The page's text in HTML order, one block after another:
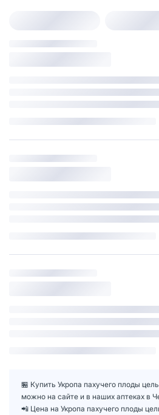
🏪 Купить Укропа пахучего плоды
можно на сайте и в наших аптеках в
📲 Цена на Укропа пахучего плоды